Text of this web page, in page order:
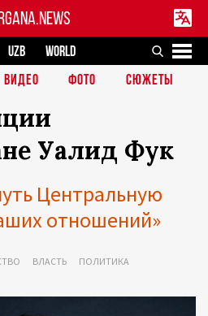
UZB
WORLD
ВИДЕО ФОТО СЮЖЕТЫ
Уалид Фук
Центральную
отношений»
ВЛАСТЬ ПОЛИТИКА